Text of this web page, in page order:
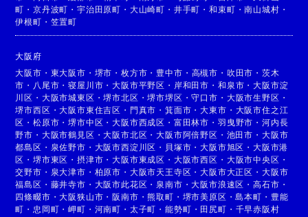
町 ・京丹波町 ・宇治田原町 ・ 大山崎町 ・ 井手町 ・和束町 ・南山城村 ・
伊根町 ・ 笠置町
大阪府
大阪市 ・ 東大阪市 ・ 堺市 ・枚方市 ・ 豊中市 ・ 高槻市 ・ 吹田市 ・ 茨木
市 ・ 八尾市 ・寝屋川市 ・大阪市平野区 ・ 岸和田市 ・ 和泉市 ・大阪市淀
川区 ・ 大阪市城東区 ・堺市北区 ・堺市堺区 ・守口市 ・ 大阪市生野区 ・
堺市西区 ・大阪市東住吉区 ・ 門真市 ・箕面市 ・大東市 ・ 大阪市住之江
区 ・松原市 ・堺市中区 ・大阪市西成区 ・ 富田林市 ・ 羽曳野市 ・ 河内長
野市 ・ 大阪市鶴見区 ・大阪市北区 ・大阪市阿倍野区 ・ 池田市 ・ 大阪市
都島区 ・ 泉佐野市 ・ 大阪市西淀川区 ・ 貝塚市 ・大阪市旭区 ・大阪市港
区 ・堺市東区 ・摂津市 ・大阪市東成区 ・ 大阪市西区 ・ 大阪市中央区 ・
交野市 ・ 泉大津市 ・ 柏原市 ・ 大阪市天王寺区 ・大阪市大正区 ・ 大阪市
福島区 ・ 藤井寺市 ・ 大阪市此花区 ・ 泉南市 ・大阪市浪速区 ・高石市 ・
四條畷市 ・大阪狭山市 ・阪南市 ・熊取町 ・ 堺市美原区 ・島本町 ・ 豊能
町 ・ 忠岡町 ・岬町 ・ 河南町 ・ 太子町 ・能勢町 ・ 田尻町 ・ 千早赤阪村